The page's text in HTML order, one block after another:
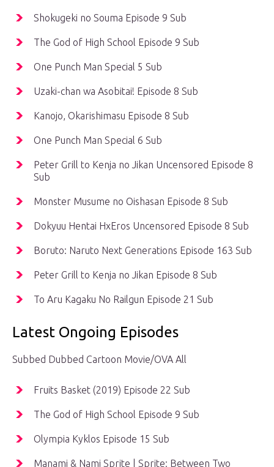
Shokugeki no Souma Episode 9 Sub
The God of High School Episode 9 Sub
One Punch Man Special 5 Sub
Uzaki-chan wa Asobitai! Episode 8 Sub
Kanojo, Okarishimasu Episode 8 Sub
One Punch Man Special 6 Sub
Peter Grill to Kenja no Jikan Uncensored Episode 8
Sub
Monster Musume no Oishasan Episode 8 Sub
Dokyuu Hentai HxEros Uncensored Episode 8 Sub
Boruto: Naruto Next Generations Episode 163 Sub
Peter Grill to Kenja no Jikan Episode 8 Sub
To Aru Kagaku No Railgun Episode 21 Sub
Latest Ongoing Episodes
Subbed Dubbed Cartoon Movie/OVA All
Fruits Basket (2019) Episode 22 Sub
The God of High School Episode 9 Sub
Olympia Kyklos Episode 15 Sub
Manami & Nami Sprite | Sprite: Between Two